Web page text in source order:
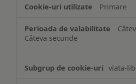
Primare
Câteva secunde
viata-